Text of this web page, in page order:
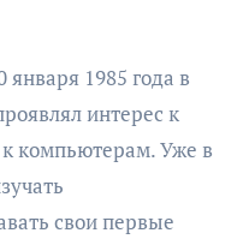
1985 года в
интерес к
к компьютерам. Уже в
свои первые